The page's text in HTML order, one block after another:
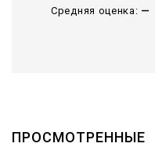
Средняя оценка: —
ПРОСМОТРЕННЫЕ